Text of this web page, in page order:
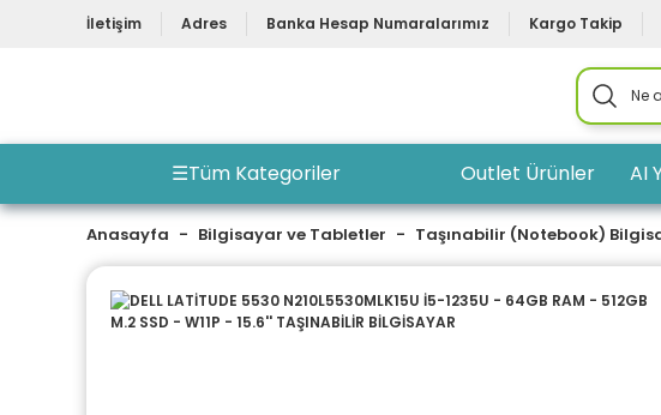
İletişim Adres Banka Hesap Numaralarımız Kargo Takip
☰Tüm Kategoriler Outlet Ürünler AI
Anasayfa Bilgisayar ve Tabletler Taşınabilir (Notebook)